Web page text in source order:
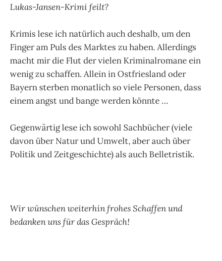
Lukas-Jansen-Krimi feilt?
Krimis lese ich natürlich auch deshalb, um den
Finger am Puls des Marktes zu haben. Allerdings
macht mir die Flut der vielen Kriminalromane ein
wenig zu schaffen. Allein in Ostfriesland oder
Bayern sterben monatlich so viele Personen, dass
einem angst und bange werden könnte …
Gegenwärtig lese ich sowohl Sachbücher (viele
davon über Natur und Umwelt, aber auch über
Politik und Zeitgeschichte) als auch Belletristik.
Wir wünschen weiterhin frohes Schaffen und
bedanken uns für das Gespräch!